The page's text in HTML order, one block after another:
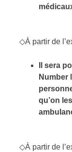
◇À partir de
Il sera
Number
qu’on
◇À partir de